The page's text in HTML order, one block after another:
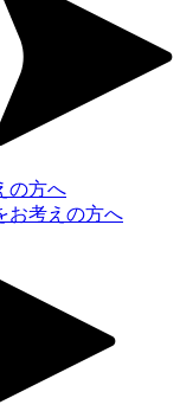
の方へ
お考えの方へ